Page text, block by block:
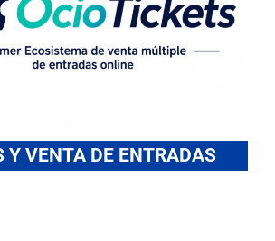
Y VENTA DE ENTRADAS